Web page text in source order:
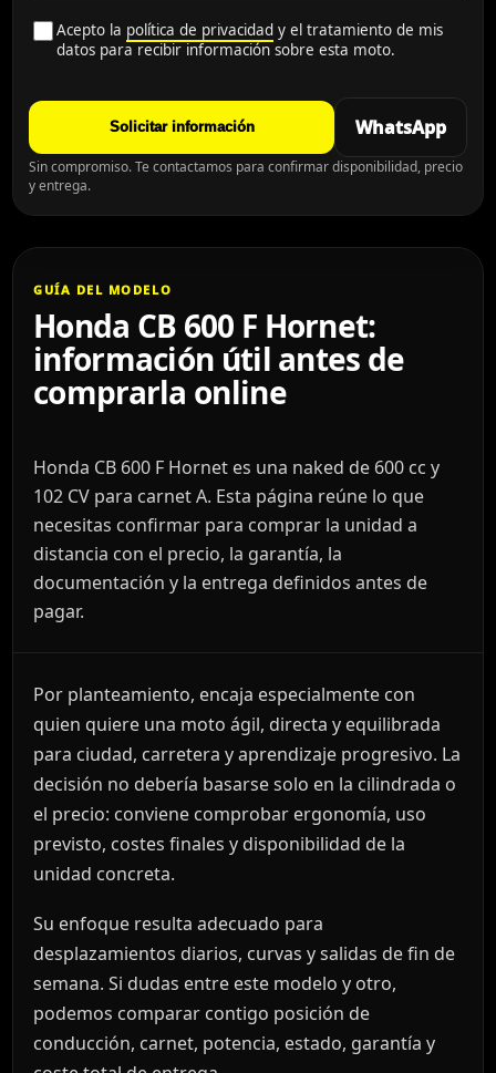
Acepto la política de privacidad y el tratamiento de mis
datos para recibir información sobre esta moto.
Solicitar información WhatsApp
Sin compromiso. Te contactamos para confirmar disponibilidad, precio
y entrega.
GUÍA DEL MODELO
Honda CB 600 F Hornet:
información útil antes de
comprarla online
Honda CB 600 F Hornet es una naked de 600 cc y
102 CV para carnet A. Esta página reúne lo que
necesitas confirmar para comprar la unidad a
distancia con el precio, la garantía, la
documentación y la entrega definidos antes de
pagar.
Por planteamiento, encaja especialmente con
quien quiere una moto ágil, directa y equilibrada
para ciudad, carretera y aprendizaje progresivo. La
decisión no debería basarse solo en la cilindrada o
el precio: conviene comprobar ergonomía, uso
previsto, costes finales y disponibilidad de la
unidad concreta.
Su enfoque resulta adecuado para
desplazamientos diarios, curvas y salidas de fin de
semana. Si dudas entre este modelo y otro,
podemos comparar contigo posición de
conducción, carnet, potencia, estado, garantía y